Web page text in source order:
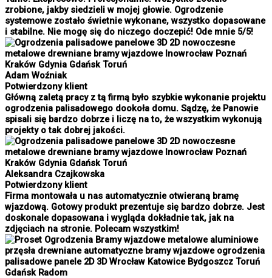
zrobione, jakby siedzieli w mojej głowie. Ogrodzenie
systemowe zostało świetnie wykonane, wszystko dopasowane
i stabilne. Nie mogę się do niczego doczepić! Ode mnie 5/5!
Adam Woźniak
Potwierdzony klient
Główną zaletą pracy z tą firmą było szybkie wykonanie projektu
ogrodzenia palisadowego dookoła domu. Sądzę, że Panowie
spisali się bardzo dobrze i liczę na to, że wszystkim wykonują
projekty o tak dobrej jakości.
Aleksandra Czajkowska
Potwierdzony klient
Firma montowała u nas automatycznie otwieraną bramę
wjazdową. Gotowy produkt prezentuje się bardzo dobrze. Jest
doskonale dopasowana i wygląda dokładnie tak, jak na
zdjęciach na stronie. Polecam wszystkim!